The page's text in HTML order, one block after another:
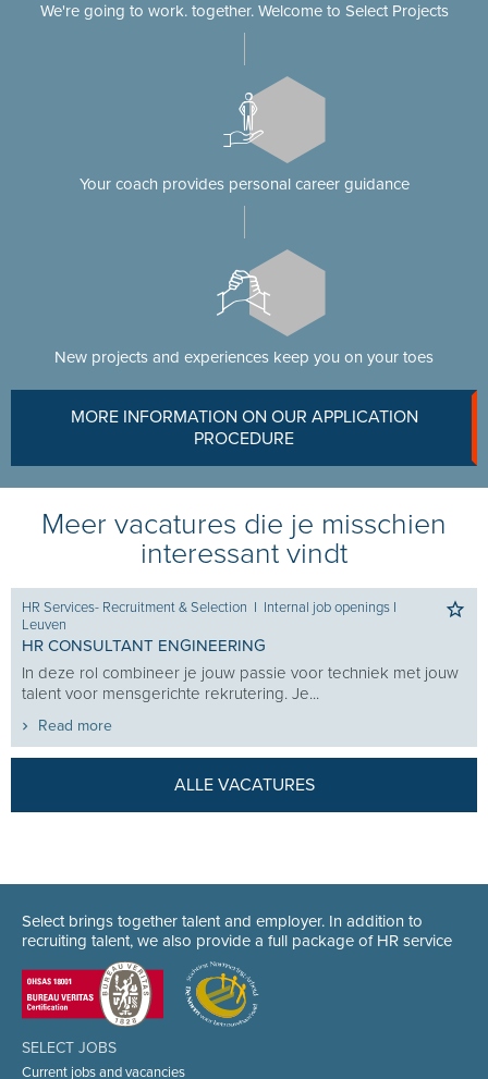
We're going to work. together. Welcome to Select Projects
Your coach provides personal career guidance
New projects and experiences keep you on your toes
MORE INFORMATION ON OUR APPLICATION
PROCEDURE
Meer vacatures die je misschien
interessant vindt
HR Services- Recruitment & Selection I Internal job openings I
Leuven
HR CONSULTANT ENGINEERING
In deze rol combineer je jouw passie voor techniek met jouw
talent voor mensgerichte rekrutering. Je...
Read more
ALLE VACATURES
Select brings together talent and employer. In addition to
recruiting talent, we also provide a full package of HR service
SELECT JOBS
Current jobs and vacancies